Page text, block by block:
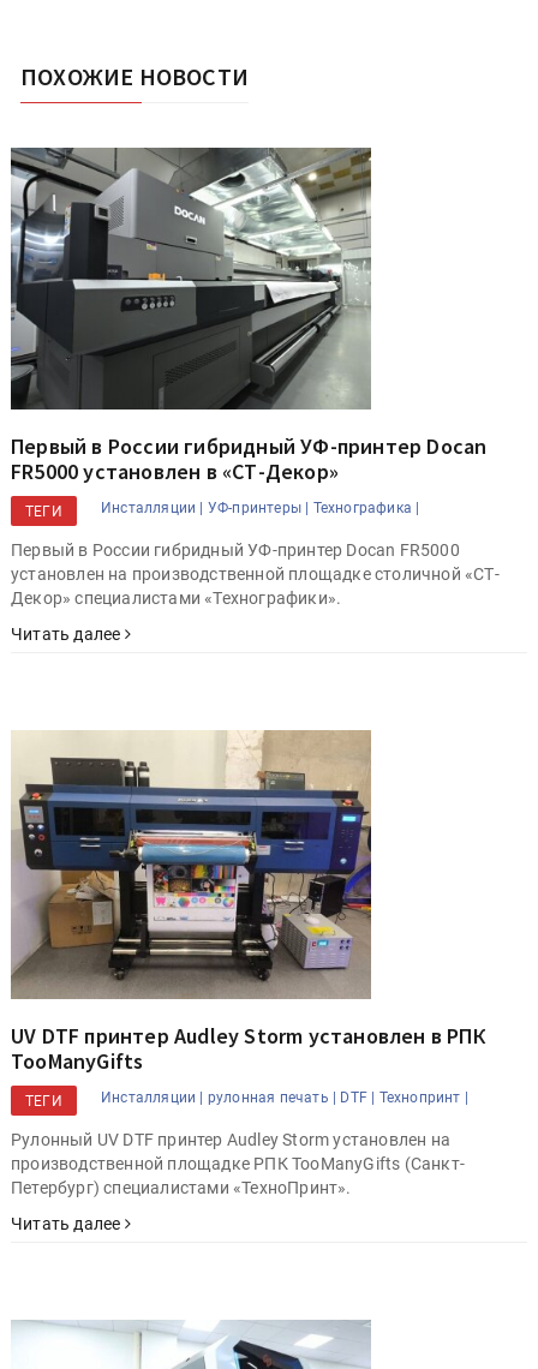
ПОХОЖИЕ НОВОСТИ
Первый в России гибридный УФ-принтер Docan
FR5000 установлен в «СТ-Декор»
ТЕГИ Инсталляции | УФ-принтеры | Технографика |
Первый в России гибридный УФ-принтер Docan FR5000
установлен на производственной площадке столичной «СТ-
Декор» специалистами «Технографики».
Читать далее
UV DTF принтер Audley Storm установлен в РПК
TooManyGifts
ТЕГИ Инсталляции | рулонная печать | DTF | Технопринт |
Рулонный UV DTF принтер Audley Storm установлен на
производственной площадке РПК TooManyGifts (Санкт-
Петербург) специалистами «ТехноПринт».
Читать далее